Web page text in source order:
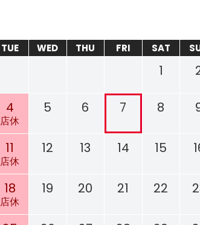
TUE WED THU FRI SAT
1
4
店休
5 6 7 8
11
店休
12 13 14 15
18
店休
19 20 21 22